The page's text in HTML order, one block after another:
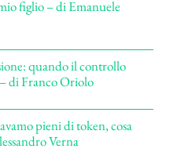
figlio – di Emanuele
quando il controllo
– di Franco Oriolo
pieni di token, cosa
Verna